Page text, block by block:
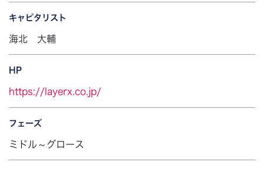
キャピタリスト
海北 大輔
HP
https://layerx.co.jp/
フェーズ
ミドル～グロース